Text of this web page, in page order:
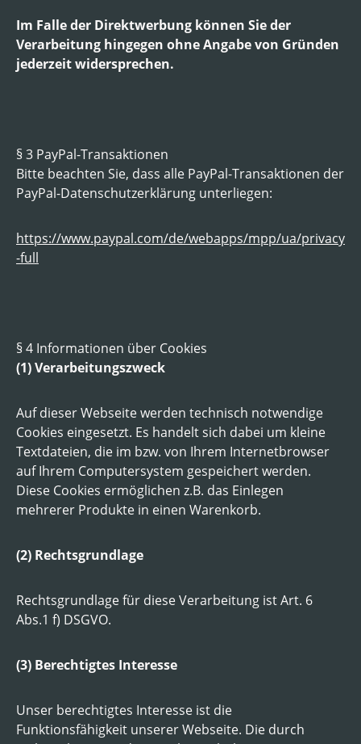
Im Falle der Direktwerbung können Sie der
Verarbeitung hingegen ohne Angabe von Gründen
jederzeit widersprechen.
§ 3 PayPal-Transaktionen
Bitte beachten Sie, dass alle PayPal-Transaktionen der
PayPal-Datenschutzerklärung unterliegen:
https://www.paypal.com/de/webapps/mpp/ua/privacy
-full
§ 4 Informationen über Cookies
(1) Verarbeitungszweck
Auf dieser Webseite werden technisch notwendige
Cookies eingesetzt. Es handelt sich dabei um kleine
Textdateien, die im bzw. von Ihrem Internetbrowser
auf Ihrem Computersystem gespeichert werden.
Diese Cookies ermöglichen z.B. das Einlegen
mehrerer Produkte in einen Warenkorb.
(2) Rechtsgrundlage
Rechtsgrundlage für diese Verarbeitung ist Art. 6
Abs.1 f) DSGVO.
(3) Berechtigtes Interesse
Unser berechtigtes Interesse ist die
Funktionsfähigkeit unserer Webseite. Die durch